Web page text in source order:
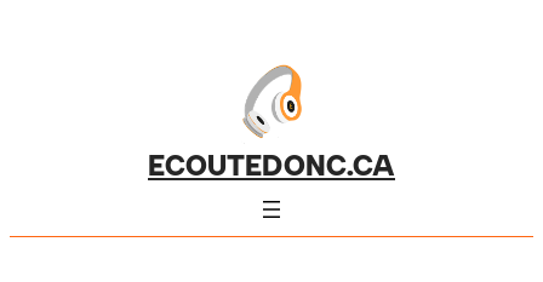
ECOUTEDONC.CA